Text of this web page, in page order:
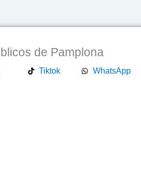
de Pamplona
Tiktok
WhatsApp